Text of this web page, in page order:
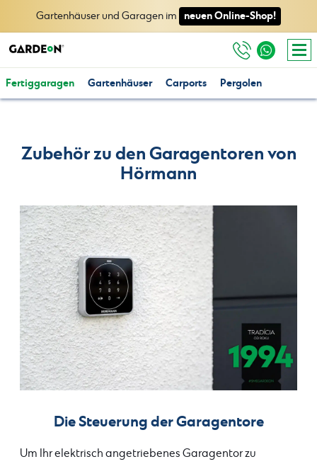
Gartenhäuser und Garagen im neuen Online-Shop!
Fertiggaragen Gartenhäuser Carports Pergolen
Zubehör zu den Garagentoren von
Hörmann
Die Steuerung der Garagentore
Um Ihr elektrisch angetriebenes Garagentor zu